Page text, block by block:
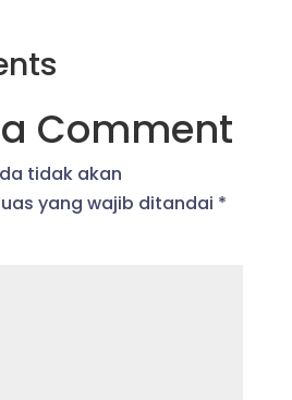
Comment
tidak akan
yang wajib ditandai *